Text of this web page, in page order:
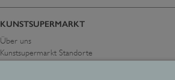
KUNSTSUPERMARKT
Über uns
Kunstsupermarkt Standorte